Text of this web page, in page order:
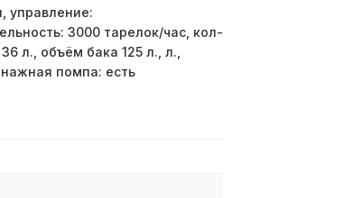
управление:
3000 тарелок/час, кол-
л., объём бака 125 л., л.,
помпа: есть